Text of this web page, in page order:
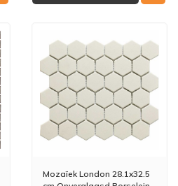
Mozaïek London 28.1x32.5